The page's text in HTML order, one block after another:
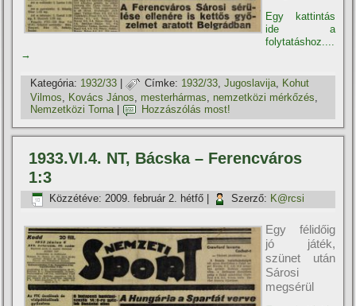
Egy kattintás
ide a
folytatáshoz....
→
Kategória: 1932/33 | Címke: 1932/33,Jugoslavija, Kohut
Vilmos, Kovács János, mesterhármas, nemzetközi mérkőzés,
Nemzetközi Torna| Hozzászólás most!
1933.VI.4. NT, Bácska – Ferencváros
1:3
Közzétéve: 2009. február 2. hétfő Szerző: K@rcsi
Egy félidőig
jó játék,
szünet után
Sárosi
megsérül